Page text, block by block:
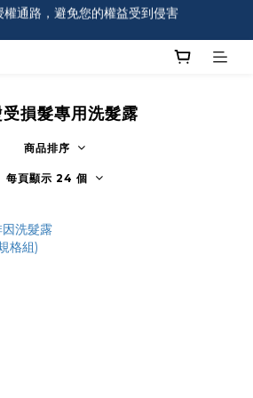
運，註冊會員首購即享免運！
權通路，避免您的權益受到侵害
損髮專用洗髮露
商品排序
每頁顯示 24 個